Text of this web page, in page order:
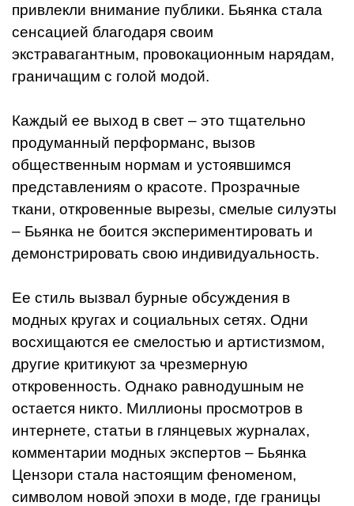
привлекли внимание публики. Бьянка стала
сенсацией благодаря своим
экстравагантным, провокационным нарядам,
граничащим с голой модой.
Каждый ее выход в свет – это тщательно
продуманный перформанс, вызов
общественным нормам и устоявшимся
представлениям о красоте. Прозрачные
ткани, откровенные вырезы, смелые силуэты
– Бьянка не боится экспериментировать и
демонстрировать свою индивидуальность.
Ее стиль вызвал бурные обсуждения в
модных кругах и социальных сетях. Одни
восхищаются ее смелостью и артистизмом,
другие критикуют за чрезмерную
откровенность. Однако равнодушным не
остается никто. Миллионы просмотров в
интернете, статьи в глянцевых журналах,
комментарии модных экспертов – Бьянка
Цензори стала настоящим феноменом,
символом новой эпохи в моде, где границы